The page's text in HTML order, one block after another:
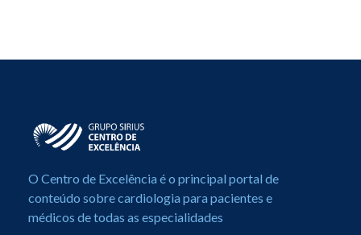
Centro de Excelência em Cardiologia
O Centro de Excelência é o principal portal de
conteúdo sobre cardiologia para pacientes e
médicos de todas as especialidades